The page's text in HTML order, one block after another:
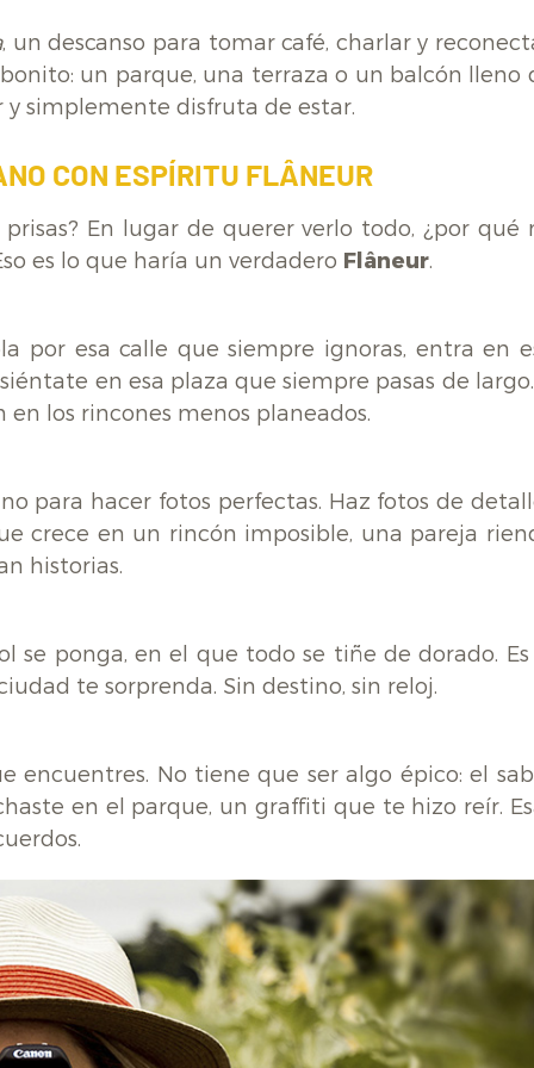
, un descanso para tomar café, charlar y
un parque, una terraza o un balcón lleno
y simplemente disfruta de estar.
CON ESPÍRITU FLÂNEUR
En lugar de querer verlo todo, ¿por qué
es lo que haría un verdadero Flâneur.
por esa calle que siempre ignoras, entra en
en esa plaza que siempre pasas de
en los rincones menos planeados.
para hacer fotos perfectas. Haz fotos de
crece en un rincón imposible, una pareja
historias.
se ponga, en el que todo se tiñe de dorado.
te sorprenda. Sin destino, sin reloj.
encuentres. No tiene que ser algo épico: el
en el parque, un graffiti que te hizo reír.